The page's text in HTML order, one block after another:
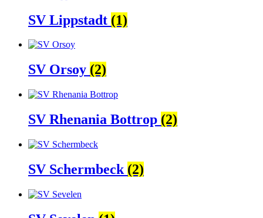
SV Lippstadt (1)
SV Orsoy (2)
SV Rhenania Bottrop (2)
SV Schermbeck (2)